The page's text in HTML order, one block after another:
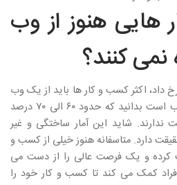
هنوز از وب
کنند؟
داد، اکثر کسب و کار ها باید از یک وب
سایت استفاده کنند. ولی، جالب است بدانید که حدود ۶۰ الی ۷۰ درصد
شاید این آمار ساختگی و غیر
دارد. متاسفانه هنوز خیلی از کسب و
کرده و یک فرصت عالی را از دست می
کمک می کند تا کسب و کار خود را